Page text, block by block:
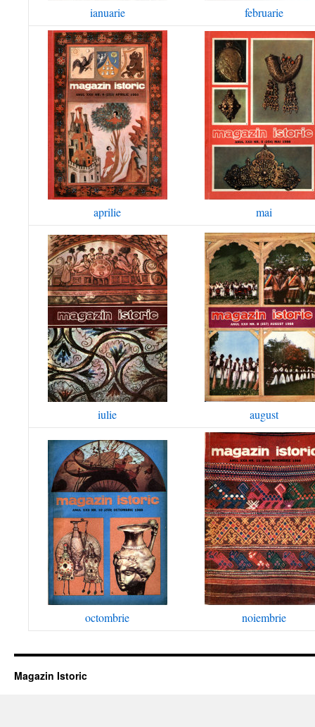
ianuarie februarie
aprilie mai
iulie august
octombrie noiembrie
Magazin Istoric